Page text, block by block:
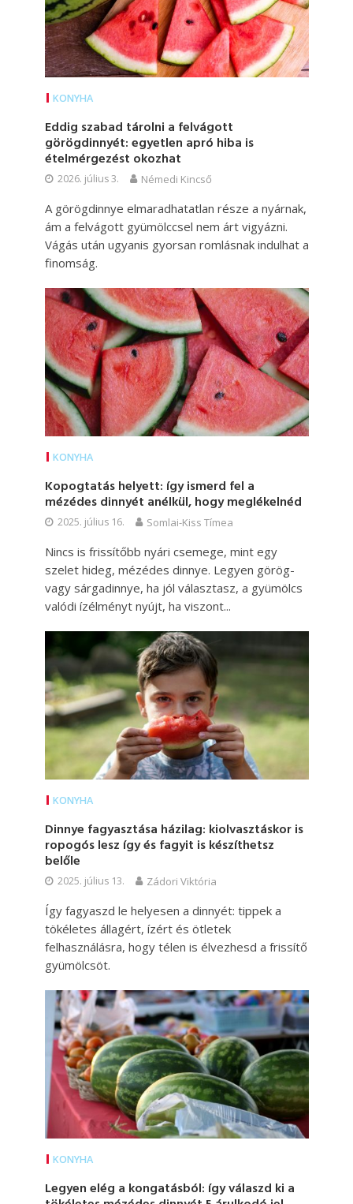
KONYHA
Eddig szabad tárolni a felvágott
görögdinnyét: egyetlen apró hiba is
ételmérgezést okozhat
2026. július 3. Némedi Kincső
A görögdinnye elmaradhatatlan része a nyárnak,
ám a felvágott gyümölccsel nem árt vigyázni.
Vágás után ugyanis gyorsan romlásnak indulhat a
finomság.
KONYHA
Kopogtatás helyett: így ismerd fel a
mézédes dinnyét anélkül, hogy meglékelnéd
2025. július 16. Somlai-Kiss Tímea
Nincs is frissítőbb nyári csemege, mint egy
szelet hideg, mézédes dinnye. Legyen görög-
vagy sárgadinnye, ha jól választasz, a gyümölcs
valódi ízélményt nyújt, ha viszont...
KONYHA
Dinnye fagyasztása házilag: kiolvasztáskor is
ropogós lesz így és fagyit is készíthetsz
belőle
2025. július 13. Zádori Viktória
Így fagyaszd le helyesen a dinnyét: tippek a
tökéletes állagért, ízért és ötletek
felhasználásra, hogy télen is élvezhesd a frissítő
gyümölcsöt.
KONYHA
Legyen elég a kongatásból: így válaszd ki a